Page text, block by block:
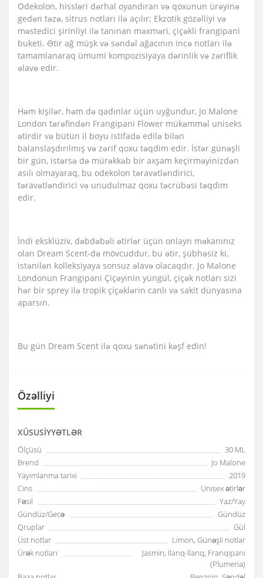
Odekolon, hissləri dərhal oyandıran və qoxunun ürəyinə
gedən təzə, sitrus notları ilə açılır; Ekzotik gözəlliyi və
məstedici şirinliyi ilə tanınan məxməri, çiçəkli frangipani
buketi. Ətir ağ müşk və səndəl ağacının incə notları ilə
tamamlanaraq ümumi kompozisiyaya dərinlik və zəriflik
əlavə edir.
Həm kişilər, həm də qadınlar üçün uyğundur, Jo Malone
London tərəfindən Frangipani Flower mükəmməl uniseks
ətirdir və bütün il boyu istifadə edilə bilən
balanslaşdırılmış və zərif qoxu təqdim edir. İstər günəşli
bir gün, istərsə də mürəkkəb bir axşam keçirməyinizdən
asılı olmayaraq, bu odekolon təravətləndirici,
təravətləndirici və unudulmaz qoxu təcrübəsi təqdim
edir.
İndi eksklüziv, dəbdəbəli ətirlər üçün onlayn məkanınız
olan Dream Scent-də mövcuddur, bu ətir, şübhəsiz ki,
istənilən kolleksiyaya sonsuz əlavə olacaqdır. Jo Malone
Londonun Frangipani Çiçəyinin yüngül, çiçək notları sizi
hər bir sprey ilə tropik çiçəklərin canlı və sakit dünyasına
aparsın.
Bu gün Dream Scent ilə qoxu sənətini kəşf edin!
Özəlliyi
XÜSUSIYYƏTLƏR
Ölçüsü
30 ML
Brend
Jo Malone
Yayımlanma tarixi
2019
Cins
Unisex ətirlər
Fəsil
Yaz/Yay
Gündüz/Gecə
Gündüz
Qruplar
Gül
Üst notlar
Limon, Günəşli notlar
Ürək notları
Jasmin, İlanq-İlanq, Franqipani
(Plumeria)